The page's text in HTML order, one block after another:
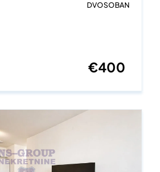
DVOSOBAN
€400